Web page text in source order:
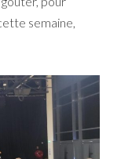
semaine,